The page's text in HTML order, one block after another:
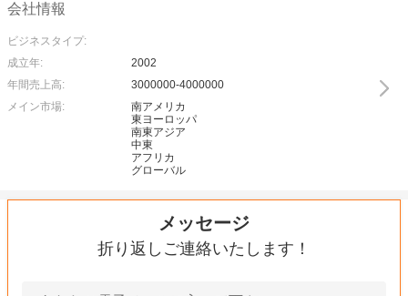
会社情報
ビジネスタイプ:
成立年:
2002
年間売上高:
3000000-4000000
メイン市場:
南アメリカ
東ヨーロッパ
南東アジア
中東
アフリカ
グローバル
メッセージ
折り返しご連絡いたします！